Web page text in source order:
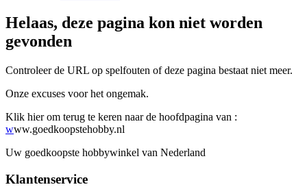
Helaas, deze pagina kon niet worden
gevonden
Controleer de URL op spelfouten of deze pagina bestaat niet meer.
Onze excuses voor het ongemak.
Klik hier om terug te keren naar de hoofdpagina van :
www.goedkoopstehobby.nl
Uw goedkoopste hobbywinkel van Nederland
Klantenservice